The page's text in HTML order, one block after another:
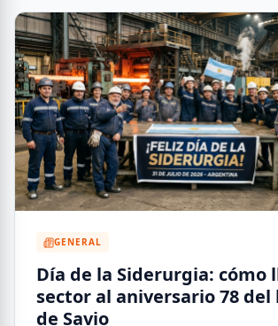
GENERAL
Día de la Siderurgia: cómo
sector al aniversario 78 del
de Savio